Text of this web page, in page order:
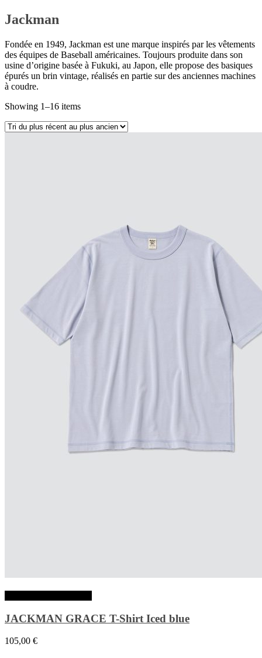
Jackman
Fondée en 1949, Jackman est une marque inspirés par les vêtements
des équipes de Baseball américaines. Toujours produite dans son
usine d’origine basée à Fukuki, au Japon, elle propose des basiques
épurés un brin vintage, réalisés en partie sur des anciennes machines
à coudre.
Showing 1–16 items
JACKMAN GRACE T-Shirt Iced blue
105,00 €